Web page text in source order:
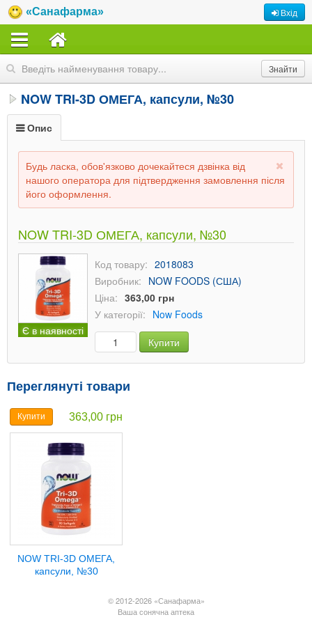
«Санафарма» Вхід
NOW TRI-3D ОМЕГА, капсули, №30
Опис
Будь ласка, обов'язково дочекайтеся дзвінка від
нашого оператора для підтвердження замовлення після
його оформлення.
NOW TRI-3D ОМЕГА, капсули, №30
Є в наявності
Код товару: 2018083
Виробник: NOW FOODS (США)
Ціна: 363,00 грн
У категорії: Now Foods
Купити
Переглянуті товари
Купити 363,00 грн
NOW TRI-3D ОМЕГА,
капсули, №30
© 2012-2026 «Санафарма»
Ваша сонячна аптека